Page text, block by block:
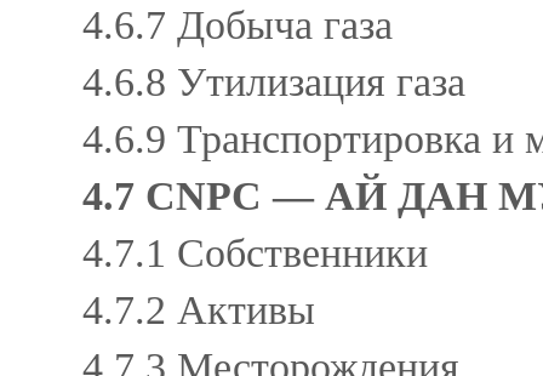
4.6.7 Добыча газа
4.6.8 Утилизация газа
4.6.9 Транспортировка и
4.7 CNPC — АЙ ДАН
4.7.1 Собственники
4.7.2 Активы
4.7.3 Месторождения